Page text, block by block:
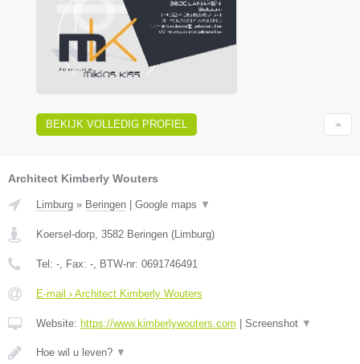
BEKIJK VOLLEDIG PROFIEL
Architect Kimberly Wouters
Limburg » Beringen Google maps ▼
Koersel-dorp, 3582 Beringen (Limburg)
Tel: -, Fax: -, BTW-nr: 0691746491
E-mail › Architect Kimberly Wouters
Website: https://www.kimberlywouters.com Screenshot ▼
Hoe wil u leven? ▼